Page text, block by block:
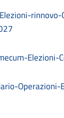
Elezioni-